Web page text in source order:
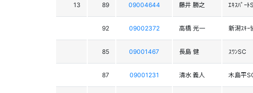
13 89 09004644 藤井 勝之 ｴｷｽﾊﾟｰﾄ
92 09002372 高橋 光一 新潟ｽｷｰ
85 09001467 長島 健 ｽﾜﾝSC
87 09001231 清水 義人 木島平